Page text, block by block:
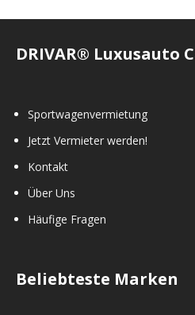
DRIVAR® Luxusauto
Sportwagenvermietung
Jetzt Vermieter werden!
Kontakt
Über Uns
Häufige Fragen
Beliebteste Marken